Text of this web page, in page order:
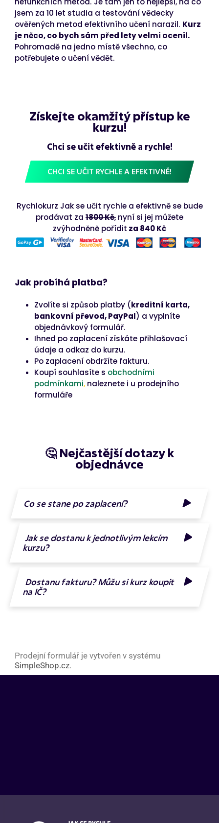
jsem za 10 let studia a testování vědecky
ověřených metod efektivního učení narazil. Kurz
je něco, co bych sám před lety velmi ocenil.
Pohromadě na jedno místě všechno, co
potřebujete o učení vědět.
Získejte okamžitý přístup ke
kurzu!
Chci se učit efektivně a rychle!
CHCI SE UČIT RYCHLE A EFEKTIVNĚ!
Rychlokurz Jak se učit rychle a efektivně se bude
prodávat za 1800 Kč, nyní si jej můžete
zvýhodněně pořídit za 840 Kč
Jak probíhá platba?
Zvolíte si způsob platby (kreditní karta,
bankovní převod, PayPal) a vyplníte
objednávkový formulář.
Ihned po zaplacení získáte přihlašovací
údaje a odkaz do kurzu.
Po zaplacení obdržíte fakturu.
Koupí souhlasíte s obchodními
podmínkami, naleznete i u prodejního
formuláře
🤔 Nejčastější dotazy k
objednávce
Co se stane po zaplacení?
Jak se dostanu k jednotlivým lekcím
kurzu?
Dostanu fakturu? Můžu si kurz koupit
na IČ?
Prodejní formulář je vytvořen v systému
SimpleShop.cz.